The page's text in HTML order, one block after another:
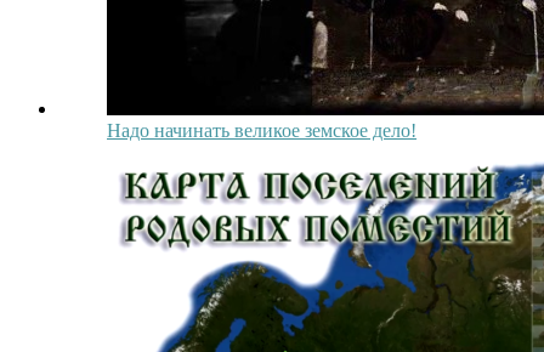
Надо начинать великое земское дело!